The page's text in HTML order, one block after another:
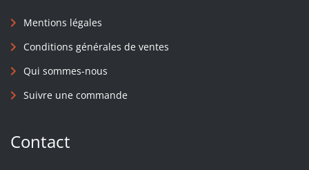
Mentions légales
Conditions générales de ventes
Qui sommes-nous
Suivre une commande
Contact